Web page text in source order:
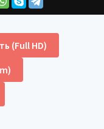
(Full HD)